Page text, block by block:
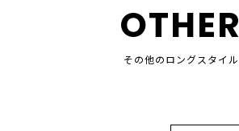
OTHER
その他のロングスタイル